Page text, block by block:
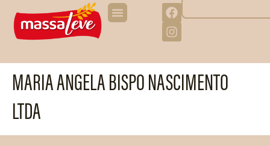
MARIA ANGELA BISPO NASCIMENTO
LTDA